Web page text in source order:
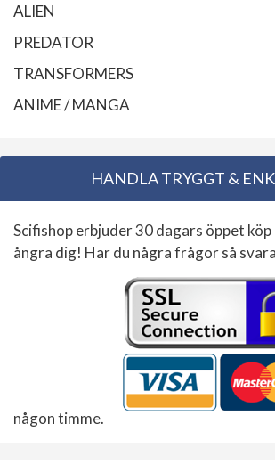
ALIEN
PREDATOR
TRANSFORMERS
ANIME / MANGA
HANDLA TRYGGT &
Scifishop erbjuder 30 dagars öppet köp
ångra dig! Har du några frågor så
någon timme.